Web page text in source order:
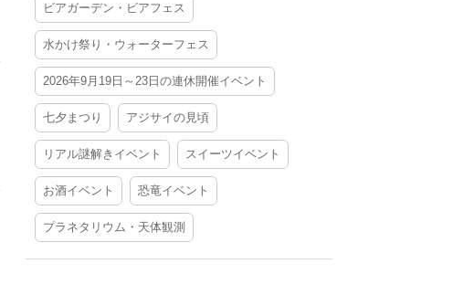
ビアガーデン・ビアフェス
水かけ祭り・ウォーターフェス
2026年9月19日～23日の連休開催イベント
七夕まつり アジサイの見頃
リアル謎解きイベント スイーツイベント
お酒イベント 恐竜イベント
プラネタリウム・天体観測